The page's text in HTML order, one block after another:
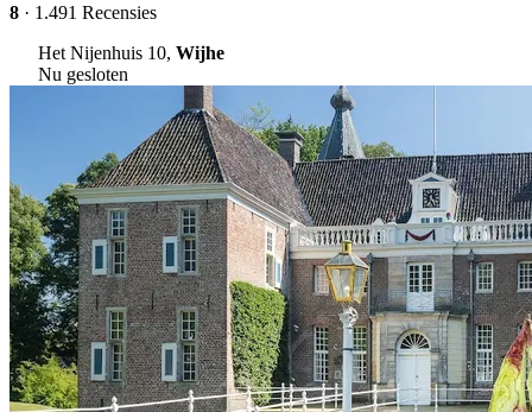
8 · 1.491 Recensies
Het Nijenhuis 10, Wijhe
Nu gesloten